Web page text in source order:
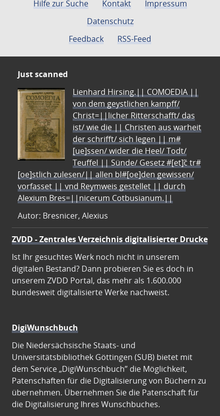
Hilfe zur Suche Kontakt
Impressum
Datenschutz
Feedback
RSS-Feed
Just scanned
Lienhard Hirsing.|| COMOEDIA ||
von dem geystlichen kampff/
Christ=||licher Ritterschafft/ das
ist/ wie die || Christen aus warheit
der schrifft/ sich legen || m#
[ue]ssen/ wider die Heel/ Todt/
Teuffel || Sünde/ Gesetz #[et]c̃ tr#
[oe]stlich zulesen/|| allen bl#[oe]den gewissen/
vorfasset || vnd Reymweis gestellet || durch
Alexium Bres=||nicerum Cotbusianum.||
Autor: Bresnicer, Alexius
ZVDD - Zentrales Verzeichnis digitalisierter Drucke
Ist Ihr gesuchtes Werk noch nicht in unserem
digitalen Bestand? Dann probieren Sie es doch in
unserem ZVDD Portal, das mehr als 1.600.000
bundesweit digitalisierte Werke nachweist.
DigiWunschbuch
Die Niedersächsische Staats- und
Universitätsbibliothek Göttingen (SUB) bietet mit
dem Service „DigiWunschbuch” die Möglichkeit,
Patenschaften für die Digitalisierung von Büchern zu
übernehmen. Übernehmen Sie die Patenschaft für
die Digitalisierung Ihres Wunschbuches.